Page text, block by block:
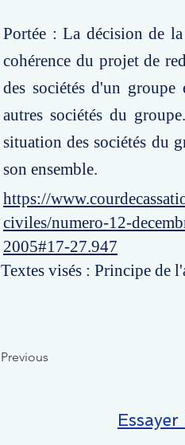
Portée : La décision de
cohérence du projet de
des sociétés d'un groupe
autres sociétés du
situation des sociétés du
son ensemble.
https://
civiles/numero-12-
2005#17-27.947
Textes visés : Principe de
Previous